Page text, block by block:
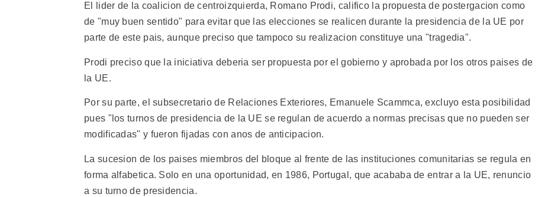
El lider de la coalicion de centroizquierda, Romano Prodi, califico la propuesta de postergacion como
de "muy buen sentido" para evitar que las elecciones se realicen durante la presidencia de la UE por
parte de este pais, aunque preciso que tampoco su realizacion constituye una "tragedia".
Prodi preciso que la iniciativa deberia ser propuesta por el gobierno y aprobada por los otros paises de
la UE.
Por su parte, el subsecretario de Relaciones Exteriores, Emanuele Scammca, excluyo esta posibilidad
pues "los turnos de presidencia de la UE se regulan de acuerdo a normas precisas que no pueden ser
modificadas" y fueron fijadas con anos de anticipacion.
La sucesion de los paises miembros del bloque al frente de las instituciones comunitarias se regula en
forma alfabetica. Solo en una oportunidad, en 1986, Portugal, que acababa de entrar a la UE, renuncio
a su turno de presidencia.